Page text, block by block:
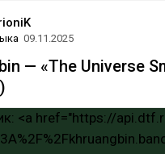
09.11.2025
— «The Universe